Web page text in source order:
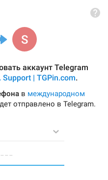
аккаунт Telegram
Support | TGPin.com.
в международном
отправлено в Telegram.